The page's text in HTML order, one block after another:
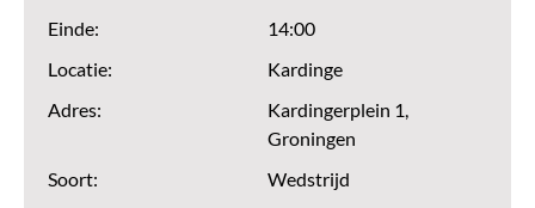
Einde:
14:00
Locatie:
Kardinge
Adres:
Kardingerplein 1,
Groningen
Soort:
Wedstrijd